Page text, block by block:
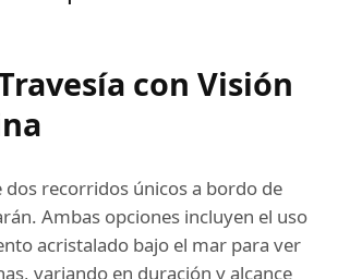
con Visión
dos recorridos únicos a bordo de
Ambas opciones incluyen el uso
acristalado bajo el mar para ver
variando en duración y alcance